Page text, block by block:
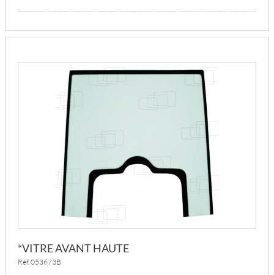
*VITRE AVANT HAUTE
Réf. 053673B